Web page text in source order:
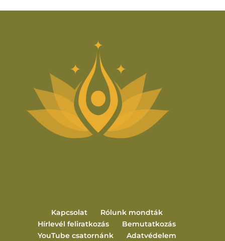
Kapcsolat
Rólunk mondták
Hírlevél feliratkozás
Bemutatkozás
YouTube csatornánk
Adatvédelem